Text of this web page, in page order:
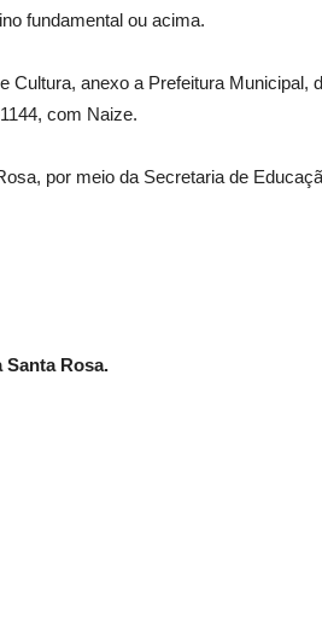
fundamental ou acima.
anexo a Prefeitura Municipal,
com Naize.
por meio da Secretaria de
Rosa.